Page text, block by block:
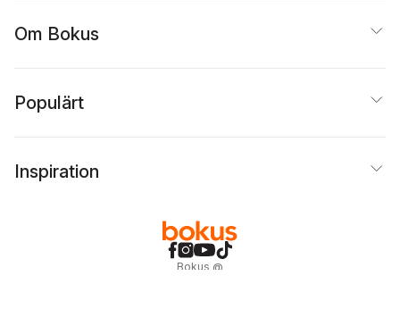
Om Bokus
Populärt
Inspiration
Bokus @